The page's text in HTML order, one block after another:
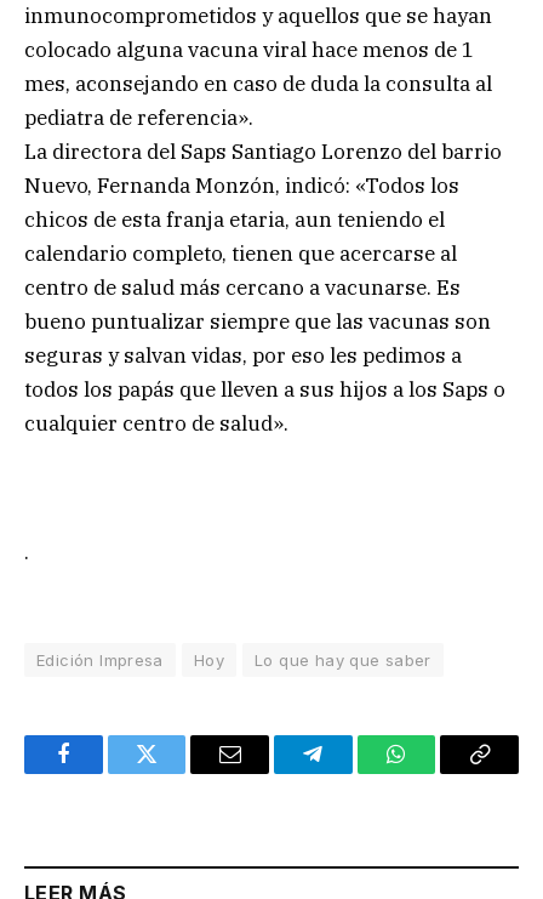
inmunocomprometidos y aquellos que se hayan
colocado alguna vacuna viral hace menos de 1
mes, aconsejando en caso de duda la consulta al
pediatra de referencia».
La directora del Saps Santiago Lorenzo del barrio
Nuevo, Fernanda Monzón, indicó: «Todos los
chicos de esta franja etaria, aun teniendo el
calendario completo, tienen que acercarse al
centro de salud más cercano a vacunarse. Es
bueno puntualizar siempre que las vacunas son
seguras y salvan vidas, por eso les pedimos a
todos los papás que lleven a sus hijos a los Saps o
cualquier centro de salud».
.
Edición Impresa Hoy Lo que hay que saber
FacebookTwitter Email TelegramWhatsAppCopy
LEER MÁS